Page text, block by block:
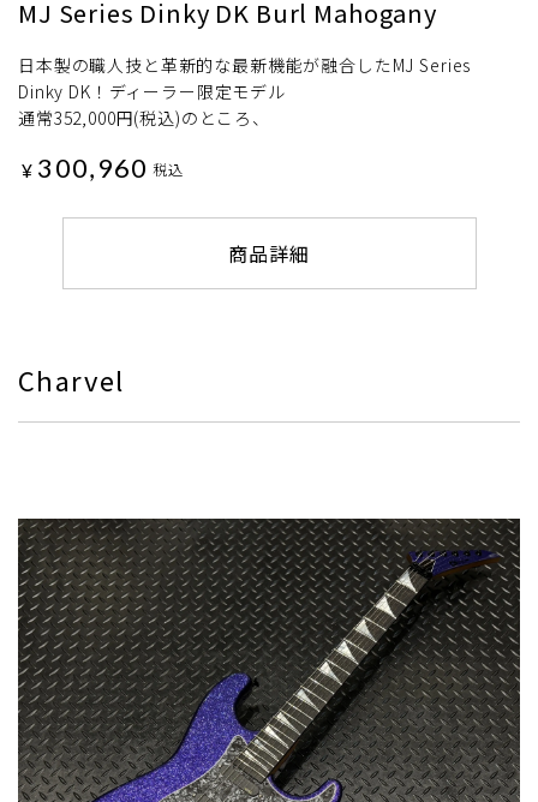
MJ Series Dinky DK Burl Mahogany
日本製の職人技と革新的な最新機能が融合したMJ Series
Dinky DK！ディーラー限定モデル
通常352,000円(税込)のところ、
¥ 300,960 税込
商品詳細
Charvel